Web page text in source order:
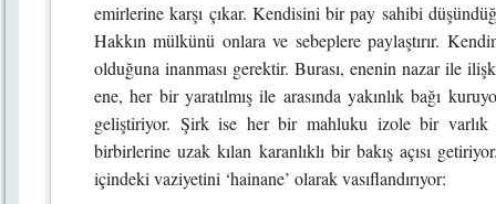
emirlerine karşı çıkar. Kendisini bir pay sahibi
Hakkın mülkünü onlara ve sebeplere paylaştırır.
olduğuna inanması gerektir. Burası, enenin nazar ile
ene, her bir yaratılmış ile arasında yakınlık bağı
geliştiriyor. Şirk ise her bir mahluku izole bir varlık
birbirlerine uzak kılan karanlıklı bir bakış açısı
içindeki vaziyetini ‘hainane’ olarak vasıflandırıyor: